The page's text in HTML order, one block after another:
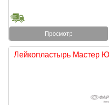
Просмотр
Лейкопластырь Мастер